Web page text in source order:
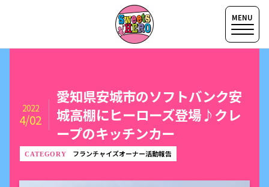
愛知県安城市のソフトバンク安
城高棚にヒーローズ登場♪クレ
ープのキッチンカー
2022
4/02
フランチャイズオーナー活動報告